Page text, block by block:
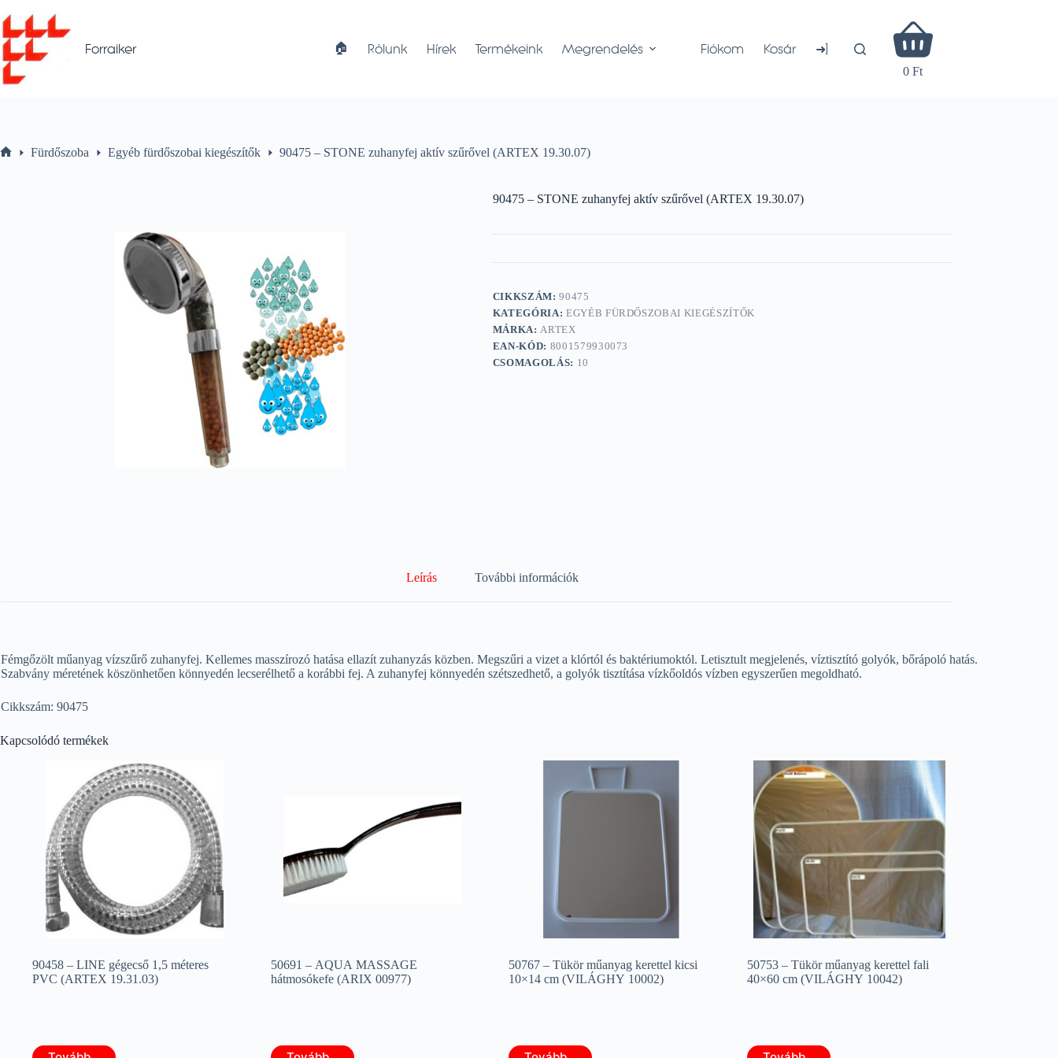
to
content
Forraiker 🏠︎ Rólunk Hírek Termékeink Megrendelés Fiókom Kosár ➜]
Shopping
cart
0 Ft
Fürdőszoba Egyéb fürdőszobai kiegészítők 90475 – STONE zuhanyfej aktív szűrővel (ARTEX 19.30.07)
90475 – STONE zuhanyfej aktív szűrővel (ARTEX 19.30.07)
CIKKSZÁM:90475
KATEGÓRIA: EGYÉB FÜRDŐSZOBAI KIEGÉSZÍTŐK
MÁRKA:ARTEX
EAN-KÓD: 8001579930073
CSOMAGOLÁS: 10
Leírás További információk
Fémgőzölt műanyag vízszűrő zuhanyfej. Kellemes masszírozó hatása ellazít zuhanyzás közben. Megszűri a vizet a klórtól és baktériumoktól. Letisztult megjelenés, víztisztító golyók, bőrápoló hatás.
Szabvány méretének köszönhetően könnyedén lecserélhető a korábbi fej. A zuhanyfej könnyedén szétszedhető, a golyók tisztítása vízkőoldós vízben egyszerűen megoldható.
Cikkszám: 90475
Kapcsolódó termékek
90458 – LINE gégecső 1,5 méteres
PVC (ARTEX 19.31.03)
50691 – AQUA MASSAGE
hátmosókefe (ARIX 00977)
50767 – Tükör műanyag kerettel kicsi
10×14 cm (VILÁGHY 10002)
50753 – Tükör műanyag kerettel fali
40×60 cm (VILÁGHY 10042)